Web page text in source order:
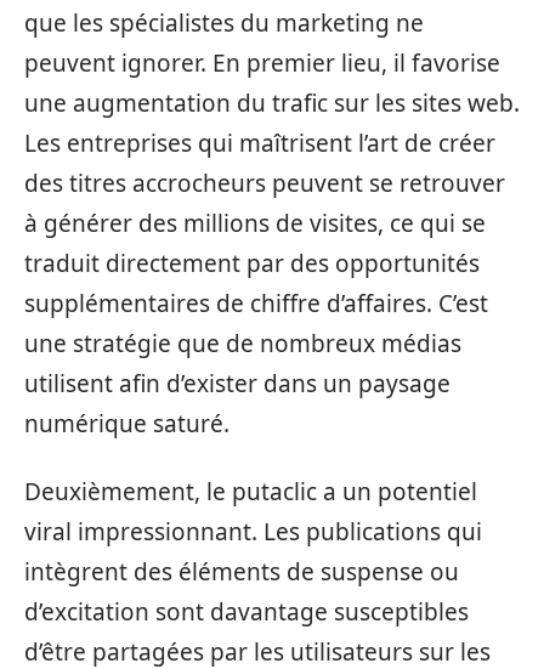
que les spécialistes du marketing ne
peuvent ignorer. En premier lieu, il favorise
une augmentation du trafic sur les sites web.
Les entreprises qui maîtrisent l’art de créer
des titres accrocheurs peuvent se retrouver
à générer des millions de visites, ce qui se
traduit directement par des opportunités
supplémentaires de chiffre d’affaires. C’est
une stratégie que de nombreux médias
utilisent afin d’exister dans un paysage
numérique saturé.
Deuxièmement, le putaclic a un potentiel
viral impressionnant. Les publications qui
intègrent des éléments de suspense ou
d’excitation sont davantage susceptibles
d’être partagées par les utilisateurs sur les